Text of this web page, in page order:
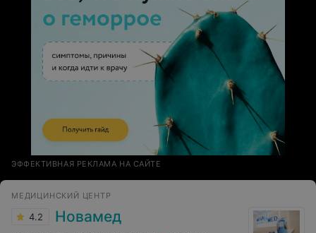
ЭФФЕКТИВНАЯ РЕКЛАМА НА САЙТЕ
МЕДИЦИНСКИЙ ЦЕНТР
4.2 Новамед